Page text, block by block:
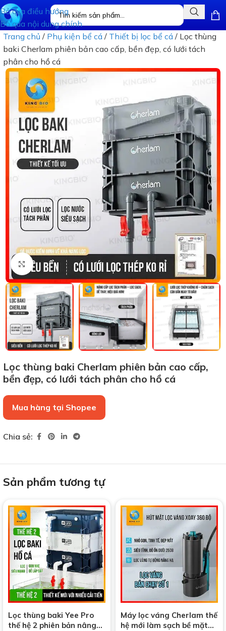
Bỏ qua điều hướng
Bỏ qua nội dung chính
Trang chủ / Phụ kiện bể cá / Thiết bị lọc bể cá / Lọc thùng
baki Cherlam phiên bản cao cấp, bền đẹp, có lưới tách
phân cho hồ cá
Xem ảnh lớn
Lọc thùng baki Cherlam phiên bản cao cấp,
bền đẹp, có lưới tách phân cho hồ cá
Mua hàng tại Shopee
Chia sẻ:
Sản phẩm tương tự
Lọc thùng baki Yee Pro
thế hệ 2 phiên bản nâng
Máy lọc váng Cherlam thế
hệ mới làm sạch bề mặt